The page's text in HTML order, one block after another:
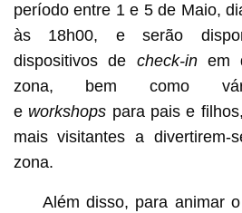
período entre 1 e 5 de Maio,
às 18h00, e serão
dispositivos de check-inem
zona, bem como
e workshops para pais e
mais visitantes a divertirem-
zona.
Além disso, para animar